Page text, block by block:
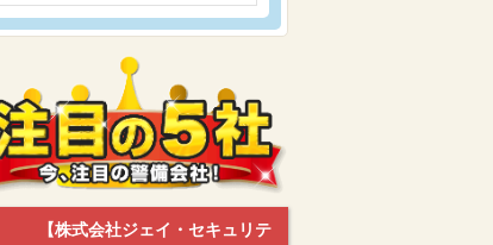
【株式会社ジェイ・セキュリテ